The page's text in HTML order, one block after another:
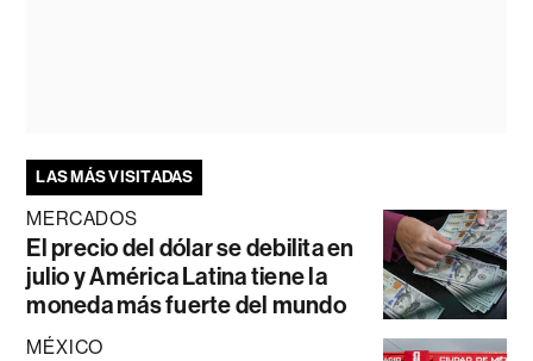
LAS MÁS VISITADAS
MERCADOS
El precio del dólar se debilita en
julio y América Latina tiene la
moneda más fuerte del mundo
MÉXICO